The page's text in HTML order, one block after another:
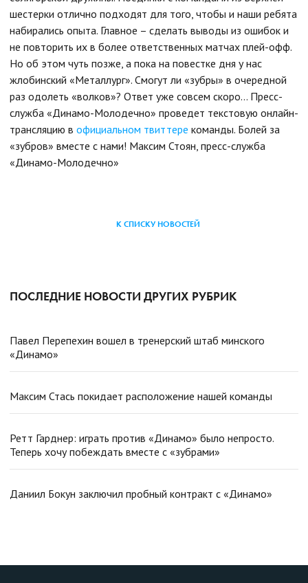
шестерки отлично подходят для того, чтобы и наши ребята
набирались опыта. Главное – сделать выводы из ошибок и
не повторить их в более ответственных матчах плей-офф.
Но об этом чуть позже, а пока на повестке дня у нас
жлобинский «Металлург». Смогут ли «зубры» в очередной
раз одолеть «волков»? Ответ уже совсем скоро… Пресс-
служба «Динамо-Молодечно» проведет текстовую онлайн-
трансляцию в официальном твиттере команды. Болей за
«зубров» вместе с нами! Максим Стоян, пресс-служба
«Динамо-Молодечно»
К СПИСКУ НОВОСТЕЙ
ПОСЛЕДНИЕ НОВОСТИ ДРУГИХ РУБРИК
Павел Перепехин вошел в тренерский штаб минского
«Динамо»
Максим Стась покидает расположение нашей команды
Ретт Гарднер: играть против «Динамо» было непросто.
Теперь хочу побеждать вместе с «зубрами»
Даниил Бокун заключил пробный контракт с «Динамо»